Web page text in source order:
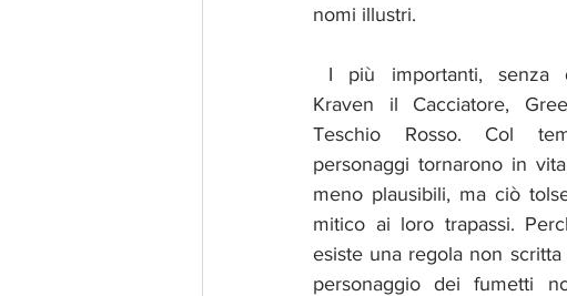
nomi illustri.
Kraven il Cacciatore,
Teschio Rosso. Col
personaggi tornarono in
meno plausibili, ma ciò
mitico ai loro trapassi.
esiste una regola non
personaggio dei fumetti